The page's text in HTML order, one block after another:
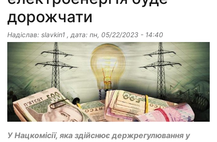
дорожчати
Надіслав: slavkin1 , дата: пн, 05/22/2023 - 14:40
У Нацкомісії, яка здійснює держрегулювання у